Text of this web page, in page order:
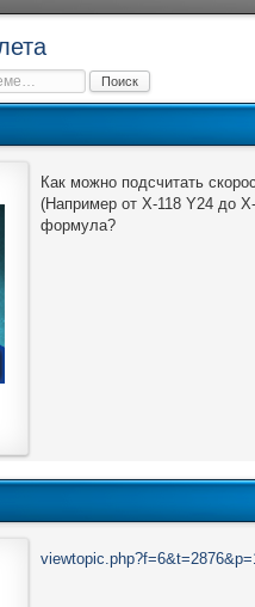
Как можно подсчитать
(Например от X-118 Y24 до
формула?